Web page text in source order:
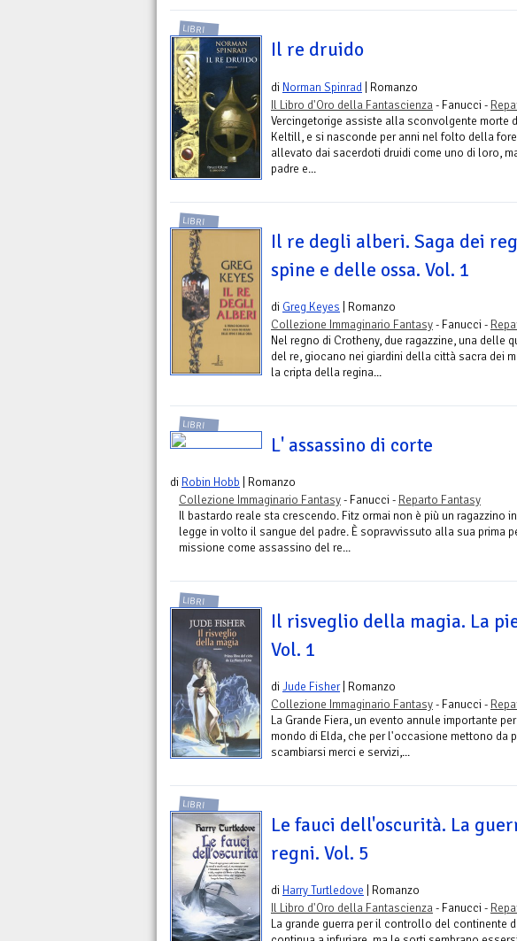
LIBRI
Il re druido
di Norman Spinrad | Romanzo
Il Libro d'Oro della Fantascienza- Fanucci -
Vercingetorige assiste alla sconvolgente morte
Keltill, e si nasconde per anni nel folto della
allevato dai sacerdoti druidi come uno di loro,
padre e...
LIBRI
Il re degli alberi. Saga dei
spine e delle ossa. Vol. 1
di Greg Keyes | Romanzo
Collezione Immaginario Fantasy- Fanucci -
Nel regno di Crotheny, due ragazzine, una delle
del re, giocano nei giardini della città sacra dei
la cripta della regina...
LIBRI
L' assassino di corte
di Robin Hobb | Romanzo
Collezione Immaginario Fantasy- Fanucci - Reparto Fantasy
Il bastardo reale sta crescendo. Fitz ormai non è più un ragazzino
legge in volto il sangue del padre. È sopravvissuto alla sua prima
missione come assassino del re...
LIBRI
Il risveglio della magia. La
Vol. 1
diJude Fisher| Romanzo
Collezione Immaginario Fantasy- Fanucci -
La Grande Fiera, un evento annule importante
mondo di Elda, che per l'occasione mettono
scambiarsi merci e servizi,...
LIBRI
Le fauci dell'oscurità. La
regni. Vol. 5
di Harry Turtledove | Romanzo
Il Libro d'Oro della Fantascienza- Fanucci -
La grande guerra per il controllo del continente